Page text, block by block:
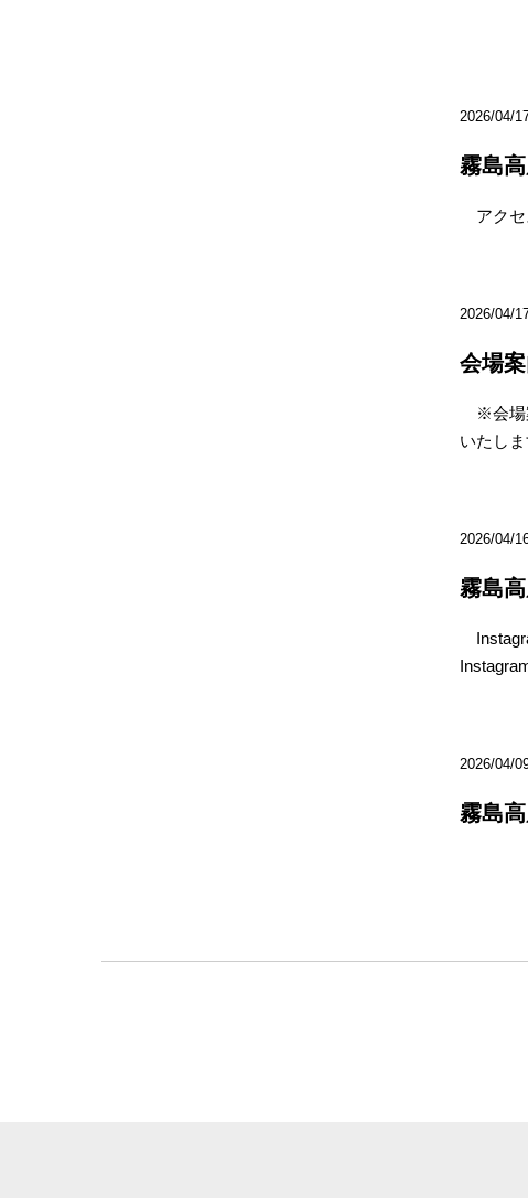
2026/04/
霧島
アクセ
2026/04/
会場
※会場
いたし
2026/04/
霧島
2026/04/
霧島